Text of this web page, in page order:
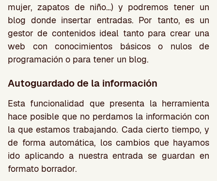
mujer, zapatos de niño…) y podremos tener un
blog donde insertar entradas. Por tanto, es un
gestor de contenidos ideal tanto para crear una
web con conocimientos básicos o nulos de
programación o para tener un blog.
Autoguardado de la información
Esta funcionalidad que presenta la herramienta
hace posible que no perdamos la información con
la que estamos trabajando. Cada cierto tiempo, y
de forma automática, los cambios que hayamos
ido aplicando a nuestra entrada se guardan en
formato borrador.